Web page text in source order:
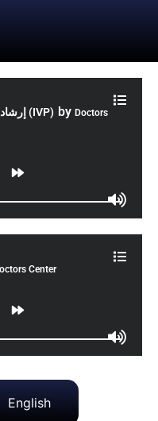
إرشادات التصوير الوريدي للجهاز البولي (IVP) by Doctors
Center
English